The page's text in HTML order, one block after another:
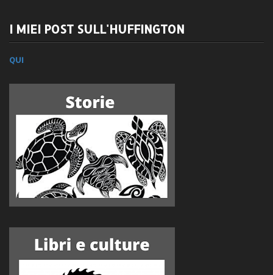
I MIEI POST SULL'HUFFINGTON
QUI